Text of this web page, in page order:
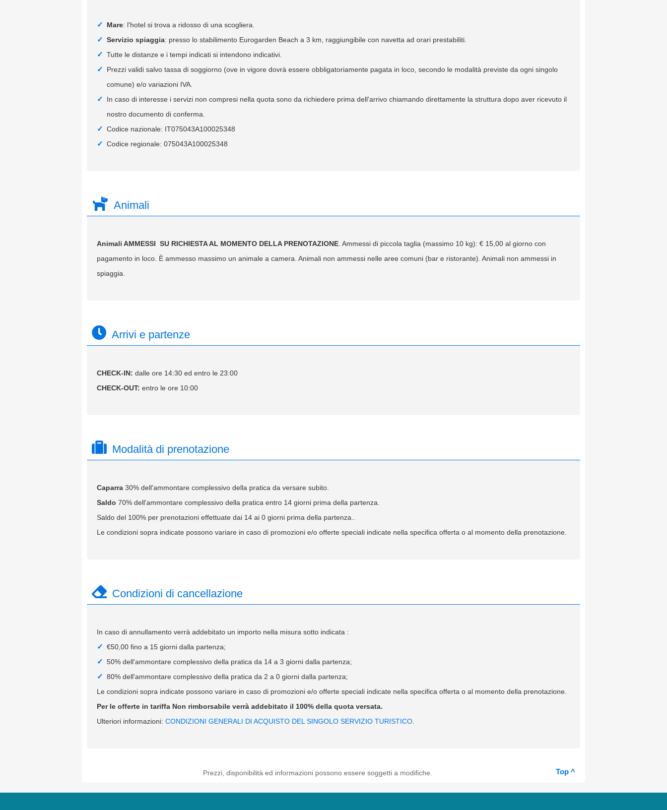
Mare: l'hotel si trova a ridosso di una scogliera.
Servizio spiaggia: presso lo stabilimento Eurogarden Beach a 3 km, raggiungibile con navetta ad orari prestabiliti.
Tutte le distanze e i tempi indicati si intendono indicativi.
Prezzi validi salvo tassa di soggiorno (ove in vigore dovrà essere obbligatoriamente pagata in loco, secondo le modalità previste da ogni singolo
comune) e/o variazioni IVA.
In caso di interesse i servizi non compresi nella quota sono da richiedere prima dell'arrivo chiamando direttamente la struttura dopo aver ricevuto il
nostro documento di conferma.
Codice nazionale: IT075043A100025348
Codice regionale: 075043A100025348
Animali
Animali AMMESSI SU RICHIESTA AL MOMENTO DELLA PRENOTAZIONE . Ammessi di piccola taglia (massimo 10 kg): € 15,00 al giorno con
pagamento in loco. È ammesso massimo un animale a camera. Animali non ammessi nelle aree comuni (bar e ristorante). Animali non ammessi in
spiaggia.
Arrivi e partenze
CHECK-IN: dalle ore 14:30 ed entro le 23:00
CHECK-OUT: entro le ore 10:00
Modalità di prenotazione
Caparra 30% dell'ammontare complessivo della pratica da versare subito.
Saldo 70% dell'ammontare complessivo della pratica entro 14 giorni prima della partenza.
Saldo del 100% per prenotazioni effettuate dai 14 ai 0 giorni prima della partenza..
Le condizioni sopra indicate possono variare in caso di promozioni e/o offerte speciali indicate nella specifica offerta o al momento della prenotazione.
Condizioni di cancellazione
In caso di annullamento verrà addebitato un importo nella misura sotto indicata :
€50,00 fino a 15 giorni dalla partenza;
50% dell'ammontare complessivo della pratica da 14 a 3 giorni dalla partenza;
80% dell'ammontare complessivo della pratica da 2 a 0 giorni dalla partenza;
Le condizioni sopra indicate possono variare in caso di promozioni e/o offerte speciali indicate nella specifica offerta o al momento della prenotazione.
Per le offerte in tariffa Non rimborsabile verrà addebitato il 100% della quota versata.
Ulteriori informazioni: CONDIZIONI GENERALI DI ACQUISTO DEL SINGOLO SERVIZIO TURISTICO
Top ^
Prezzi, disponibilità ed informazioni possono essere soggetti a modifiche.